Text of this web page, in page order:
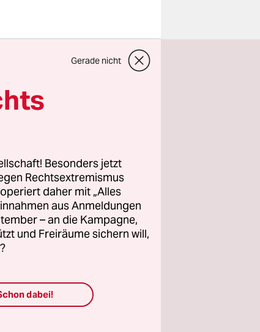
hat
dann
Gerade nicht
Besonders jetzt
Rechtsextremismus
daher mit „Alles
aus Anmeldungen
– an die Kampagne,
und Freiräume sichern will,
dabei!